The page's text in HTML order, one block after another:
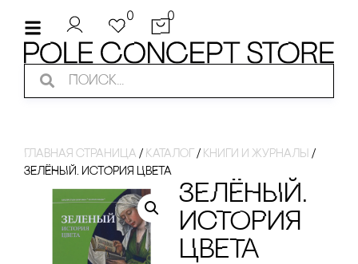
0 0
Главная страница / Каталог / кнИги И ЖуРнаЛы /
ЗЕЛЁНЫЙ. ИсТОРИЯ ЦВЕТА
ЗЕЛЁНЫЙ.
ИсТОРИЯ
ЦВЕТА